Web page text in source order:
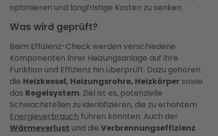
optimieren und langfristige Kosten zu senken.
Was wird geprüft?
Beim Effizienz-Check werden verschiedene
Komponenten Ihrer Heizungsanlage auf ihre
Funktion und Effizienz hin überprüft. Dazu gehören
die Heizkessel, Heizungsrohre, Heizkörper sowie
das Regelsystem. Ziel ist es, potenzielle
Schwachstellen zu identifizieren, die zu erhöhtem
Energieverbrauch führen könnten. Auch der
Wärmeverlust und die Verbrennungseffizienz